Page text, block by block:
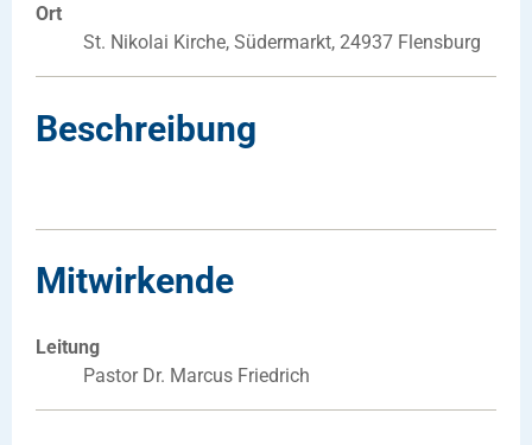
Ort
St. Nikolai Kirche, Südermarkt, 24937 Flensburg
Beschreibung
Mitwirkende
Leitung
Pastor Dr. Marcus Friedrich